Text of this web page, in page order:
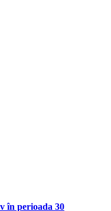
în perioada 30